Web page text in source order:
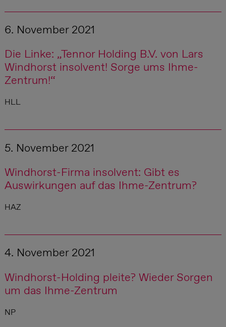
6. November 2021
Die Linke: „Tennor Holding B.V. von Lars
Windhorst insolvent! Sorge ums Ihme-
Zentrum!“
HLL
5. November 2021
Windhorst-Firma insolvent: Gibt es
Auswirkungen auf das Ihme-Zentrum?
HAZ
4. November 2021
Windhorst-Holding pleite? Wieder Sorgen
um das Ihme-Zentrum
NP